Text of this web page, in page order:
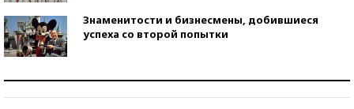
Знаменитости и бизнесмены, добившиеся
успеха со второй попытки